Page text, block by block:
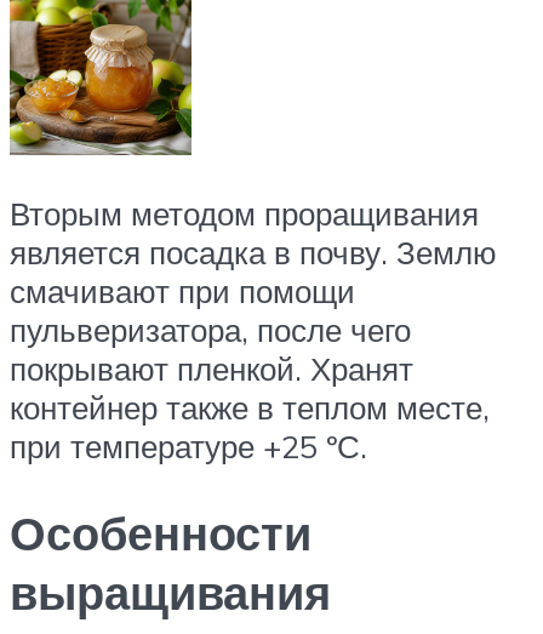
Вторым методом проращивания
является посадка в почву. Землю
смачивают при помощи
пульверизатора, после чего
покрывают пленкой. Хранят
контейнер также в теплом месте,
при температуре +25 ºС.
Особенности
выращивания